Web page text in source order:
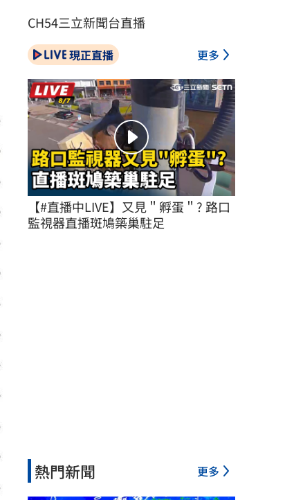
CH54三立新聞台直播
現正直播 更多
【#直播中LIVE】又見＂孵蛋＂? 路口
監視器直播斑鳩築巢駐足
熱門新聞 更多